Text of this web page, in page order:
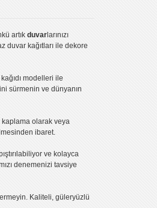
artık duvar larınızı
duvar kağıtları ile dekore
modelleri ile
sürmenin ve dünyanın
kaplama olarak veya
ibaret.
ve kolayca
ı denemenizi tavsiye
Kaliteli, güleryüzlü